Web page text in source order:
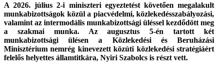
A 2026. július 2-i miniszteri egyeztetést követően megalakult
munkabizottságok közül a piacvédelmi, közlekedésszabályozási,
valamint az intermodális munkabizottsági üléssel kezdődött meg
a szakmai munka. Az augusztus 5-én tartott két
munkabizottsági ülésen a Közlekedési és Beruházási
Minisztérium nemrég kinevezett közúti közlekedési stratégiáért
felelős helyettes államtitkára, Nyiri Szabolcs is részt vett.